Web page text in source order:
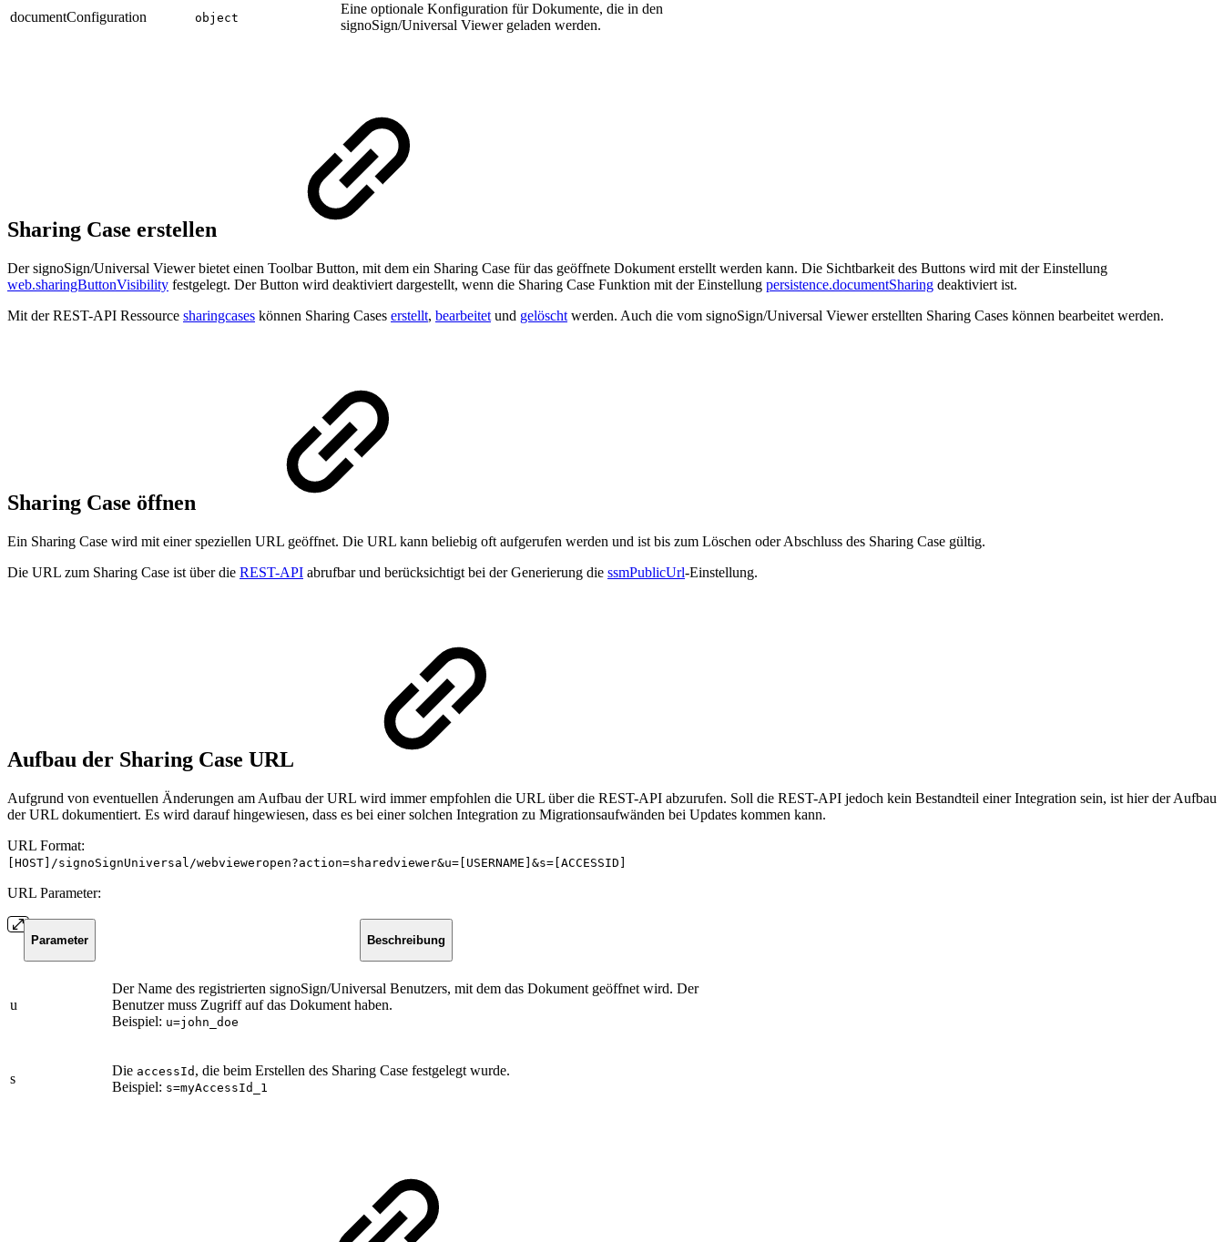
documentConfiguration object
Eine optionale Konfiguration für Dokumente, die in den
signoSign/Universal Viewer geladen werden.
Sharing Case erstellen
Der signoSign/Universal Viewer bietet einen Toolbar Button, mit dem ein Sharing Case für das geöffnete Dokument erstellt werden kann. Die Sichtbarkeit des Buttons wird mit der Einstellung
web.sharingButtonVisibility festgelegt. Der Button wird deaktiviert dargestellt, wenn die Sharing Case Funktion mit der Einstellung persistence.documentSharing deaktiviert ist.
Mit der REST-API Ressource sharingcases können Sharing Cases erstellt, bearbeitet und gelöscht werden. Auch die vom signoSign/Universal Viewer erstellten Sharing Cases können bearbeitet werden.
Sharing Case öffnen
Ein Sharing Case wird mit einer speziellen URL geöffnet. Die URL kann beliebig oft aufgerufen werden und ist bis zum Löschen oder Abschluss des Sharing Case gültig.
Die URL zum Sharing Case ist über die REST-API abrufbar und berücksichtigt bei der Generierung die ssmPublicUrl-Einstellung.
Aufbau der Sharing Case URL
Aufgrund von eventuellen Änderungen am Aufbau der URL wird immer empfohlen die URL über die REST-API abzurufen. Soll die REST-API jedoch kein Bestandteil einer Integration sein, ist hier der Aufbau
der URL dokumentiert. Es wird darauf hingewiesen, dass es bei einer solchen Integration zu Migrationsaufwänden bei Updates kommen kann.
URL Format:
[HOST]/signoSignUniversal/webvieweropen?action=sharedviewer&u=[USERNAME]&s=[ACCESSID]
URL Parameter:
Parameter Beschreibung
u
Der Name des registrierten signoSign/Universal Benutzers, mit dem das Dokument geöffnet wird. Der
Benutzer muss Zugriff auf das Dokument haben.
Beispiel: u=john_doe
s
Die accessId , die beim Erstellen des Sharing Case festgelegt wurde.
Beispiel: s=myAccessId_1